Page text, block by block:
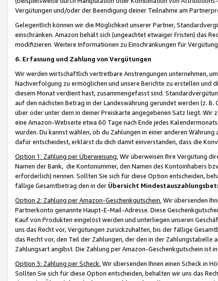
Vergütungen und/oder der Beendigung deiner Teilnahme am
Gelegentlich können wir die Möglichkeit unserer Partner,
einschränken. Amazon behält sich (ungeachtet etwaiger Fristen) das
modifizieren. Weitere Informationen zu Einschränkungen für
6. Erfassung und Zahlung von Vergütungen
Wir werden wirtschaftlich vertretbare Anstrengungen unternehmen,
Nachverfolgung zu ermöglichen und unsere Berichte zu erstellen und
diesem Monat verdient hast, zusammengefasst sind.
auf den nächsten Betrag in der Landeswährung gerundet werden (z.
über oder unter dem in deiner Preiskarte angegebenen Satz liegt.
eine Amazon-Webseite etwa 60 Tage nach Ende jedes
wurden. Du kannst wählen, ob du Zahlungen in einer anderen
dafür entscheidest, erklärst du dich damit einverstanden, dass die
Option 1: Zahlung per Überweisung. Wir überweisen Ihre Vergütung
Namen der Bank, die Kontonummer, den Namen des Kontoinhabers
erforderlich) nennen. Sollten Sie sich für diese Option entscheiden,
fällige Gesamtbetrag den in der Übersicht
Option 2: Zahlung per Amazon-Geschenkgutschein. Wir übersenden
Partnerkonto genannte Haupt-E-Mail-Adresse. Diese
Kauf von Produkten eingelöst werden und unterliegen unseren
uns das Recht vor, Vergütungen zurückzuhalten, bis der fällige
das Recht vor, den Teil der Zahlungen, der den in der
Zahlungsart angibst. Die Zahlung per Amazon-Geschenkgutschein ist
Option 3: Zahlung per Scheck. Wir übersenden Ihnen einen Scheck in
Sollten Sie sich für diese Option entscheiden, behalten wir uns das